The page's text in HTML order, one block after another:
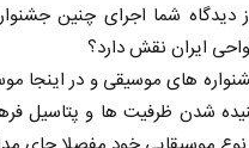
دیدگاه شما اجرای چنین
ایران نقش دارد؟
های موسیقی و در اینجا
شدن ظرفیت ها و پتاسیل